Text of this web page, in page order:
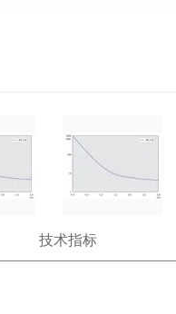
技术指标